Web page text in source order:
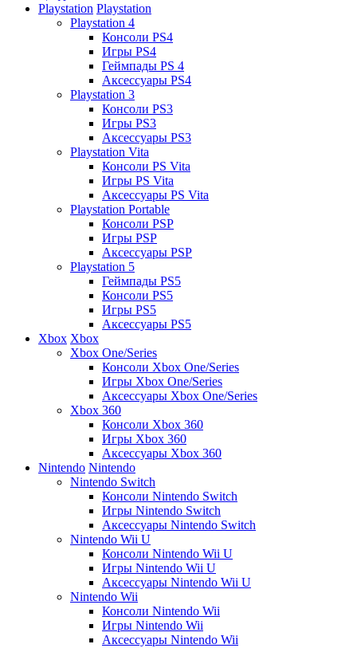
Playstation Playstation
Playstation 4
Консоли PS4
Игры PS4
Геймпады PS 4
Аксессуары PS4
Playstation 3
Консоли PS3
Игры PS3
Аксессуары PS3
Playstation Vita
Консоли PS Vita
Игры PS Vita
Аксессуары PS Vita
Playstation Portable
Консоли PSP
Игры PSP
Аксессуары PSP
Playstation 5
Геймпады PS5
Консоли PS5
Игры PS5
Аксессуары PS5
Xbox Xbox
Xbox One/Series
Консоли Xbox One/Series
Игры Xbox One/Series
Аксессуары Xbox One/Series
Xbox 360
Консоли Xbox 360
Игры Xbox 360
Аксессуары Xbox 360
Nintendo Nintendo
Nintendo Switch
Консоли Nintendo Switch
Игры Nintendo Switch
Аксессуары Nintendo Switch
Nintendo Wii U
Консоли Nintendo Wii U
Игры Nintendo Wii U
Аксессуары Nintendo Wii U
Nintendo Wii
Консоли Nintendo Wii
Игры Nintendo Wii
Аксессуары Nintendo Wii